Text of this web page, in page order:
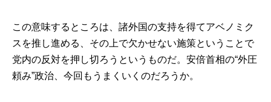
この意味するところは、諸外国の支持を得てアベノミク
スを推し進める、その上で欠かせない施策ということで
党内の反対を押し切ろうというものだ。安倍首相の“外圧
頼み”政治、今回もうまくいくのだろうか。